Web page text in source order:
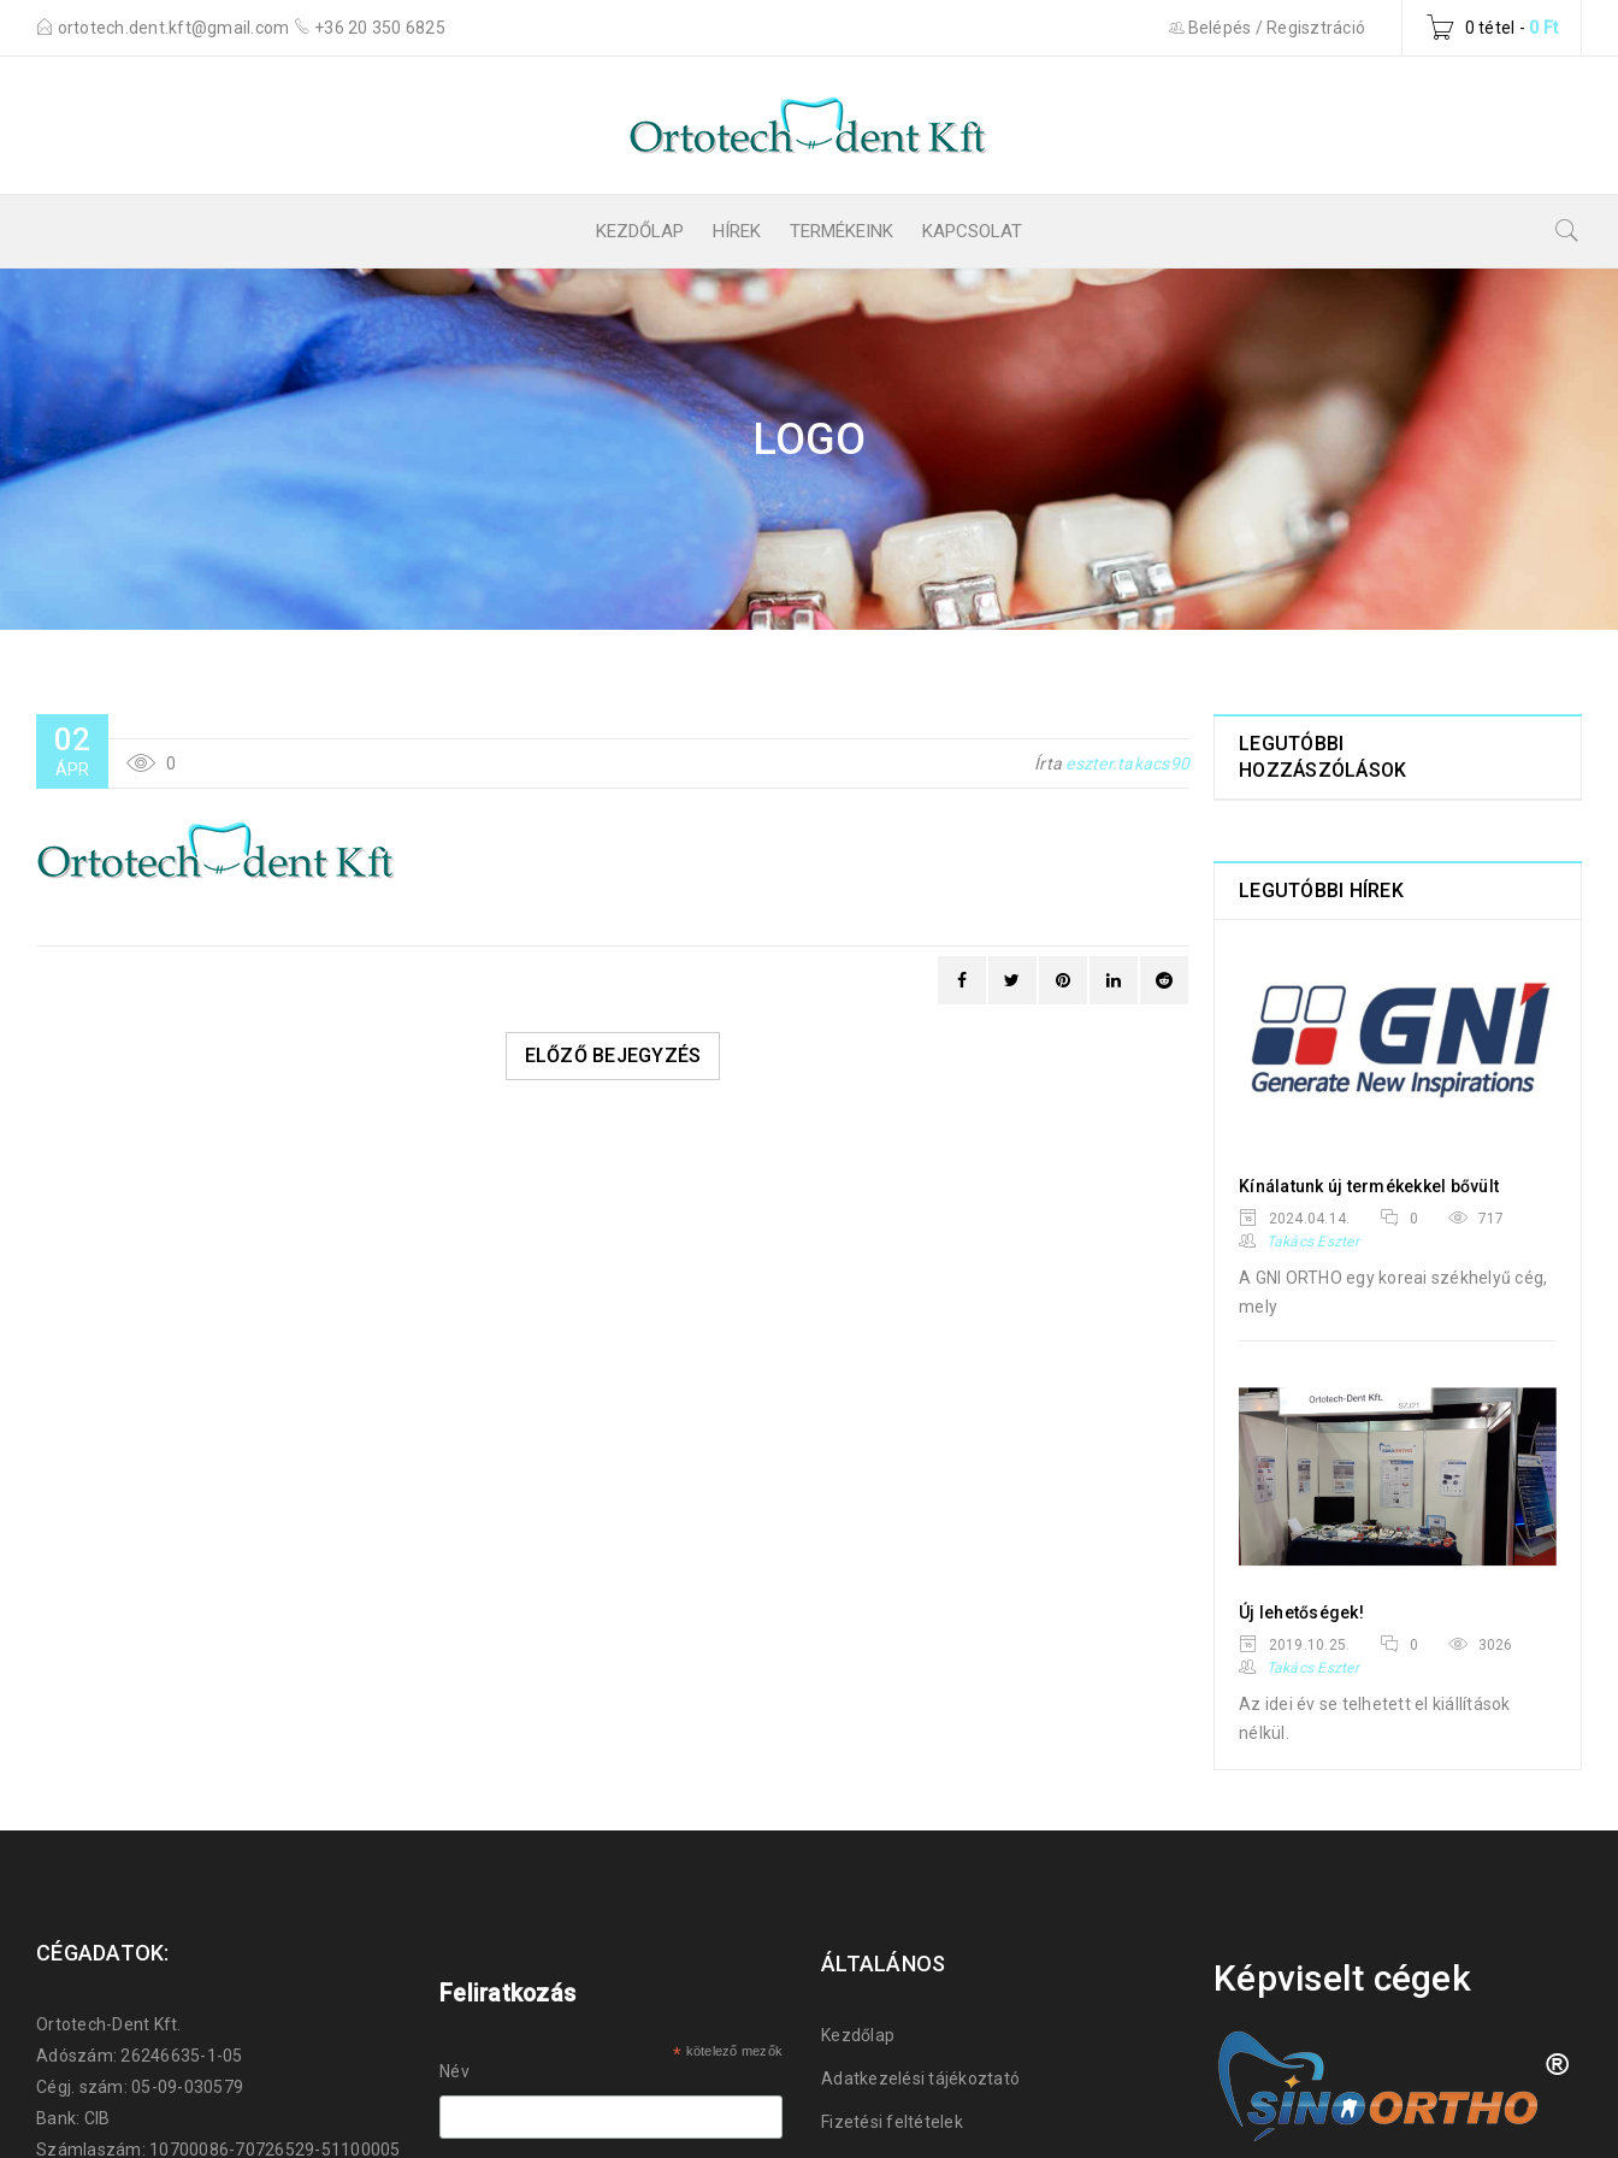
ortotech.dent.kft@gmail.com +36 20 350 6825 0 tétel - 0 Ft
Belépés / Regisztráció
KEZDŐLAP HÍREK TERMÉKEINK KAPCSOLAT
LOGO
02
ÁPR 0 Írta eszter.takacs90
ELŐZŐ BEJEGYZÉS
LEGUTÓBBI
HOZZÁSZÓLÁSOK
LEGUTÓBBI HÍREK
Kínálatunk új termékekkel bővült
2024.04.14. 0
717
Takács Eszter
A GNI ORTHO egy koreai székhelyű cég,
mely
Új lehetőségek!
2019.10.25. 0
3026
Takács Eszter
Az idei év se telhetett el kiállítások
nélkül.
CÉGADATOK:
Ortotech-Dent Kft.
Adószám: 26246635-1-05
Cégj. szám: 05-09-030579
Bank: CIB
Számlaszám: 10700086-70726529-51100005
Feliratkozás
* kötelező mezők
Név
ÁLTALÁNOS
Kezdőlap
Adatkezelési tájékoztató
Fizetési feltételek
Képviselt cégek